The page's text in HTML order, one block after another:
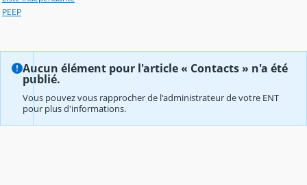
PEEP
Aucun élément pour l'article « Contacts » n'a été
publié.
Vous pouvez vous rapprocher de l'administrateur de votre ENT
pour plus d'informations.